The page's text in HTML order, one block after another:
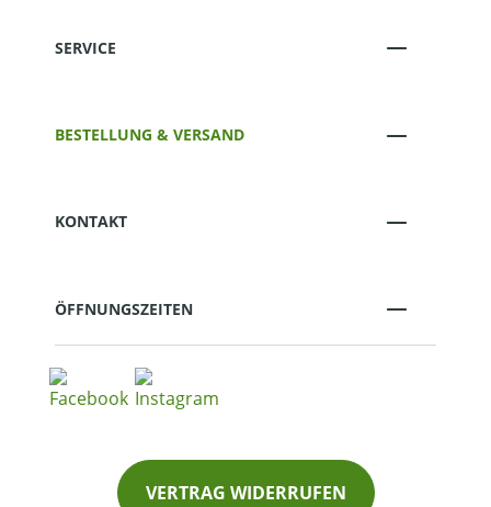
SERVICE
BESTELLUNG & VERSAND
KONTAKT
ÖFFNUNGSZEITEN
VERTRAG WIDERRUFEN